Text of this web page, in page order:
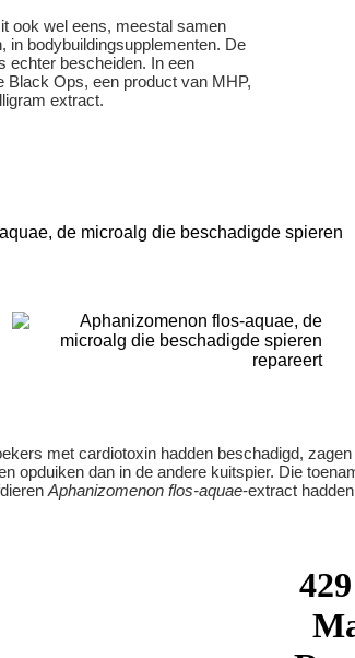
ook wel eens, meestal samen
in bodybuildingsupplementen. De
echter bescheiden. In een
Black Ops, een product van MHP,
extract.
met cardiotoxin hadden beschadigd, zagen
opduiken dan in de andere kuitspier. Die
Aphanizomenon flos-aquae-extract